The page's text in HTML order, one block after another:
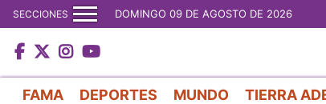
SECCIONES DOMINGO 09 DE AGOSTO DE 2026
FAMA DEPORTES MUNDO TIERRA